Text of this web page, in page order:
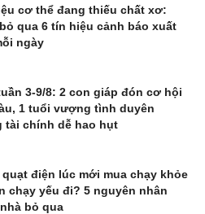
cơ thể đang thiếu chất xơ:
qua 6 tín hiệu cảnh báo xuất
ngày
3-9/8: 2 con giáp đón cơ hội
1 tuổi vượng tình duyên
tài chính dễ hao hụt
quạt điện lúc mới mua chạy khỏe
chạy yếu đi? 5 nguyên nhân
bỏ qua